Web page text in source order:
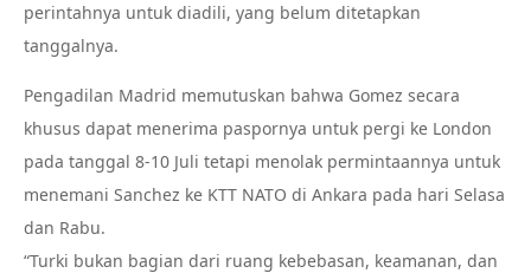
perintahnya untuk diadili, yang belum ditetapkan
tanggalnya.
Pengadilan Madrid memutuskan bahwa Gomez secara
khusus dapat menerima paspornya untuk pergi ke London
pada tanggal 8-10 Juli tetapi menolak permintaannya untuk
menemani Sanchez ke KTT NATO di Ankara pada hari Selasa
dan Rabu.
“Turki bukan bagian dari ruang kebebasan, keamanan, dan